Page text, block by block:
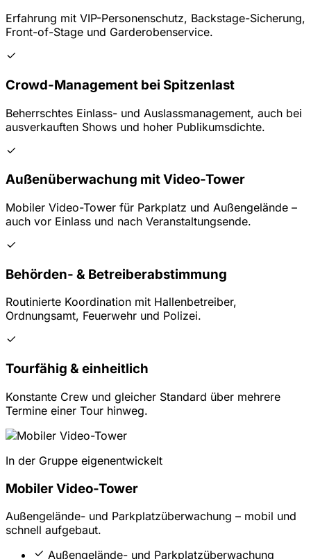
Erfahrung mit VIP-Personenschutz, Backstage-Sicherung,
Front-of-Stage und Garderobenservice.
Crowd-Management bei Spitzenlast
Beherrschtes Einlass- und Auslassmanagement, auch bei
ausverkauften Shows und hoher Publikumsdichte.
Außenüberwachung mit Video-Tower
Mobiler Video-Tower für Parkplatz und Außengelände –
auch vor Einlass und nach Veranstaltungsende.
Behörden- & Betreiberabstimmung
Routinierte Koordination mit Hallenbetreiber,
Ordnungsamt, Feuerwehr und Polizei.
Tourfähig & einheitlich
Konstante Crew und gleicher Standard über mehrere
Termine einer Tour hinweg.
In der Gruppe eigenentwickelt
Mobiler Video-Tower
Außengelände- und Parkplatzüberwachung – mobil und
schnell aufgebaut.
Außengelände- und Parkplatzüberwachung